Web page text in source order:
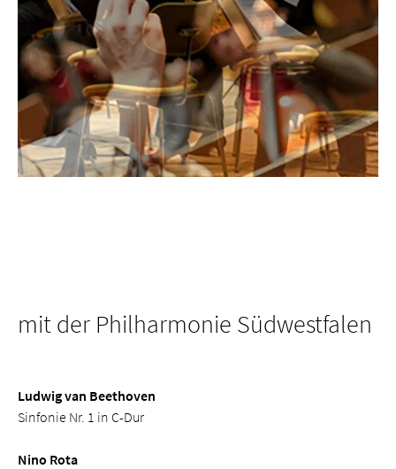
mit der Philharmonie Südwestfalen
Ludwig van Beethoven
Sinfonie Nr. 1 in C-Dur
Nino Rota